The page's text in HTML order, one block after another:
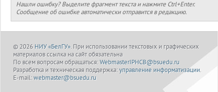
Нашли ошибку? Выделите фрагмент текста и нажмите Ctrl+Enter.
Сообщение об ошибке автоматически отправится в редакцию.
© 2026 НИУ «БелГУ». При использовании текстовых и графических
материалов ссылка на сайт обязательна
По всем вопросам обращаться: WebmasterIPHCB@bsuedu.ru
Разработка и техническая поддержка: управление информатизации.
E-mail: webmaster@bsuedu.ru